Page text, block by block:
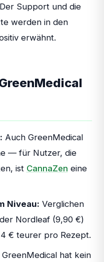
Der Support und die
werden in den
erwähnt.
Auch GreenMedical
— für Nutzer, die
ist CannaZen eine
Niveau: Verglichen
Nordleaf (9,90 €)
€ teurer pro Rezept.
GreenMedical hat kein